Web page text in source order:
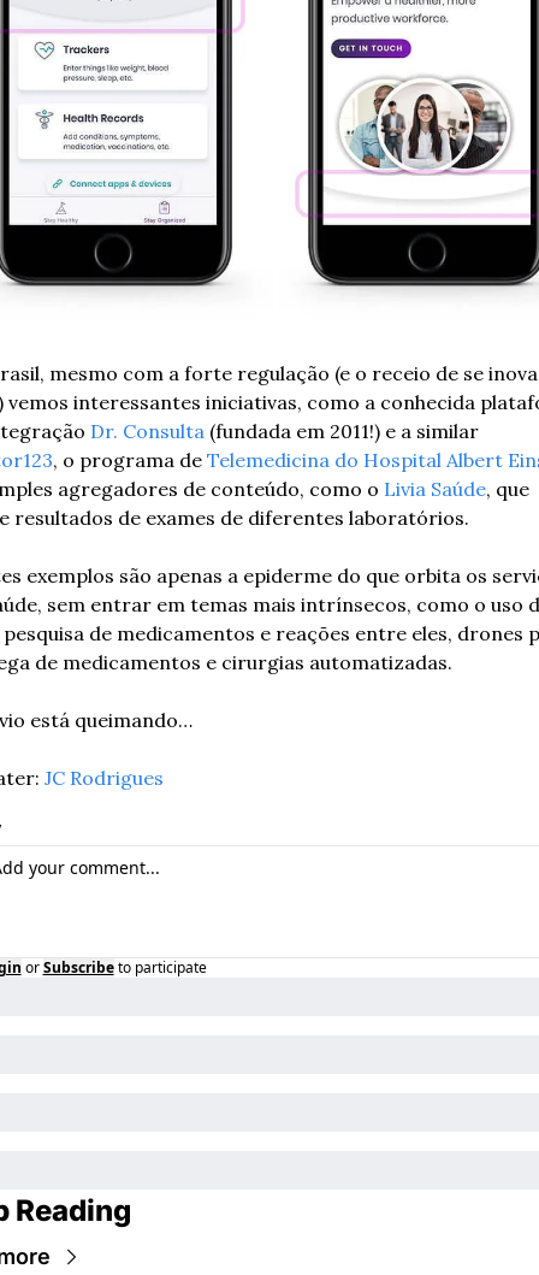
mesmo com a forte regulação (e o receio de se
vemos interessantes iniciativas, como a conhecida
Dr. Consulta
(fundada em 2011!) e a similar
, o programa de Telemedicina do Hospital Albert
agregadores de conteúdo, como o Livia Saúde, que
resultados de exames de diferentes laboratórios.
exemplos são apenas a epiderme do que orbita os
sem entrar em temas mais intrínsecos, como o uso
de medicamentos e reações entre eles, drones
de medicamentos e cirurgias automatizadas.
está queimando…
JC Rodrigues
or Subscribe to participate
Reading